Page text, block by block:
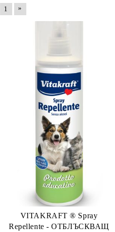
1 »
VITAKRAFT ® Spray
Repellente - ОТБЛЪСКВАЩ